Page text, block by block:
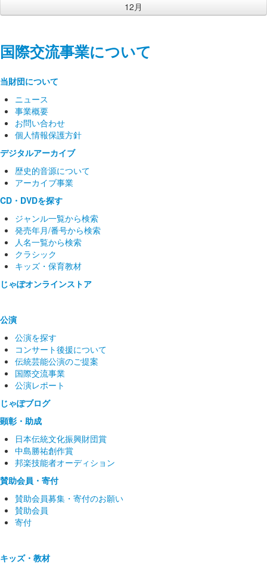
12月
国際交流事業について
当財団について
ニュース
事業概要
お問い合わせ
個人情報保護方針
デジタルアーカイブ
歴史的音源について
アーカイブ事業
CD・DVDを探す
ジャンル一覧から検索
発売年月/番号から検索
人名一覧から検索
クラシック
キッズ・保育教材
じゃぽオンラインストア
公演
公演を探す
コンサート後援について
伝統芸能公演のご提案
国際交流事業
公演レポート
じゃぽブログ
顕彰・助成
日本伝統文化振興財団賞
中島勝祐創作賞
邦楽技能者オーディション
賛助会員・寄付
賛助会員募集・寄付のお願い
賛助会員
寄付
キッズ・教材